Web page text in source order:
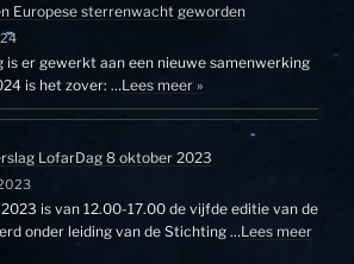
Europese sterrenwacht geworden
is er gewerkt aan een nieuwe samenwerking
is het zover: …Lees meer »
LofarDag 8 oktober 2023
is van 12.00-17.00 de vijfde editie van de
onder leiding van de Stichting …Lees meer